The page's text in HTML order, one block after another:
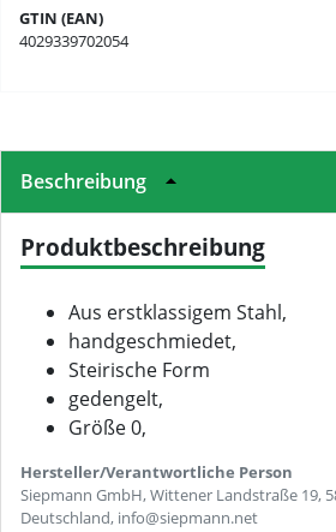
GTIN (EAN)
4029339702054
Beschreibung
Produktbeschreibung
Aus erstklassigem Stahl,
handgeschmiedet,
Steirische Form
gedengelt,
Größe 0,
Hersteller/Verantwortliche Person
Siepmann GmbH, Wittener Landstraße 19,
Deutschland, info@siepmann.net